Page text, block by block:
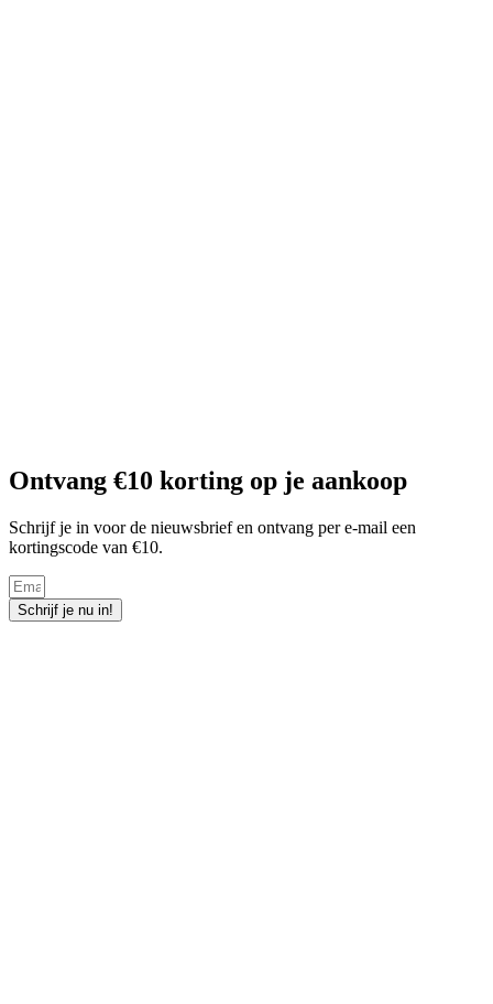
Ontvang €10 korting op je aankoop
Schrijf je in voor de nieuwsbrief en ontvang per e-mail een
kortingscode van €10.
Schrijf je nu in!